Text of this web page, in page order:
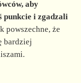
aby
punkcie i zgadzali
powszechne, że
bardziej